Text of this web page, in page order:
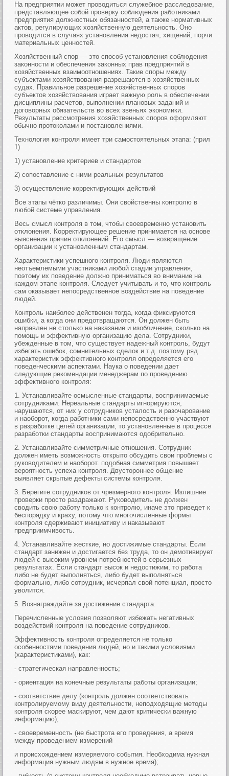
На предприятии может проводиться служебное расследование,
представляющее собой проверку соблюдения работниками
предприятия должностных обязанностей, а также нормативных
актов, регулирующих хозяйственную деятельность. Оно
проводится в случаях установления недостач, хищений, порчи
материальных ценностей.
Хозяйственный спор — это способ установления соблюдения
законности и обеспечения законных прав предприятий в
хозяйственных взаимоотношениях. Такие споры между
субъектами хозяйствования разрешаются в хозяйственных
судах. Правильное разрешение хозяйственных споров
субъектов хозяйствования играет важную роль в обеспечении
дисциплины расчетов, выполнении плановых заданий и
договорных обязательств во всех звеньях экономики.
Результаты рассмотрения хозяйственных споров оформляют
обычно протоколами и постановлениями.
Технология контроля имеет три самостоятельных этапа: (прил
1)
1) установление критериев и стандартов
2) сопоставление с ними реальных результатов
3) осуществление корректирующих действий
Все этапы чётко различимы. Они свойственны контролю в
любой системе управления.
Весь смысл контроля в том, чтобы своевременно установить
отклонения. Корректирующее решение принимается на основе
выяснения причин отклонений. Его смысл — возвращение
организации к установленным стандартам.
Характеристики успешного контроля. Люди являются
неотъемлемыми участниками любой стадии управления,
поэтому их поведение должно приниматься во внимание на
каждом этапе контроля. Следует учитывать и то, что контроль
сам оказывает непосредственное воздействие на поведение
людей.
Контроль наиболее действенен тогда, когда фиксируются
ошибки, а когда они предотвращаются. Он должен быть
направлен не столько на наказание и изобличение, сколько на
помощь и эффективную организацию дела. Сотрудники,
убежденные в том, что существует надежный контроль, будут
избегать ошибок, сомнительных сделок и т.д. поэтому ряд
характеристик эффективного контроля определяется его
поведенческими аспектами. Наука о поведении дает
следующие рекомендации менеджерам по проведению
эффективного контроля:
1. Устанавливайте осмысленные стандарты, воспринимаемые
сотрудниками. Нереальные стандарты игнорируются,
нарушаются, от них у сотрудников усталость и разочарование
и наоборот, когда работники сами непосредственно участвуют
в разработке целей организации, то установленные в процессе
разработки стандарты воспринимаются одобрительно.
2. Устанавливайте симметричные отношения. Сотрудник
должен иметь возможность открыто обсудить свои проблемы с
руководителем и наоборот. подобная симметрия повышает
вероятность успеха контроля. Двустороннее общение
выявляет скрытые дефекты системы контроля.
3. Берегите сотрудников от чрезмерного контроля. Излишние
проверки просто раздражают. Руководитель не должен
сводить свою работу только к контролю, иначе это приведет к
беспорядку и краху, потому что многочисленные формы
контроля сдерживают инициативу и наказывают
предприимчивость.
4. Устанавливайте жесткие, но достижимые стандарты. Если
стандарт занижен и достигается без труда, то он демотивирует
людей с высоким уровнем потребностей в серьезных
результатах. Если стандарт высок и недостижим, то работа
либо не будет выполняться, либо будет выполняться
формально, либо сотрудник, исчерпал свой потенциал, просто
уволится.
5. Вознаграждайте за достижение стандарта.
Перечисленные условия позволяют избежать негативных
воздействий контроля на поведение сотрудников.
Эффективность контроля определяется не только
особенностями поведения людей, но и такими условиями
(характеристиками), как:
- стратегическая направленность;
- ориентация на конечные результаты работы организации;
- соответствие делу (контроль должен соответствовать
контролируемому виду деятельности, неподходящие методы
контроля скорее маскируют, чем дают критически важную
информацию);
- своевременность (не быстрота его проведения, а время
между проведением измерений
и происхождением измеряемого события. Необходима нужная
информация нужным людям в нужное время);